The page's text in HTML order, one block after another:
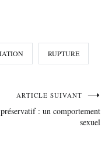
RUPTURE
ARTICLE SUIVANT
: un comportement
sexuel